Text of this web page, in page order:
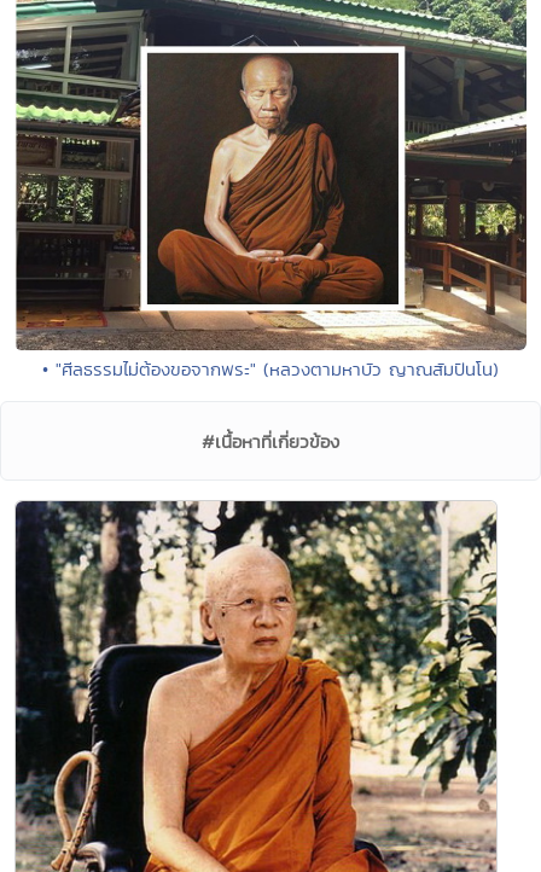
• "ศีลธรรมไม่ต้องขอจากพระ" (หลวงตามหาบัว ญาณสัมปันโน)
#เนื้อหาที่เกี่ยวข้อง